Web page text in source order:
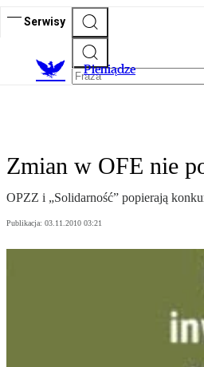
Serwisy
Pieniądze
Zmian w OFE nie
OPZZ i „Solidarność” popierają
Publikacja: 03.11.2010 03:21